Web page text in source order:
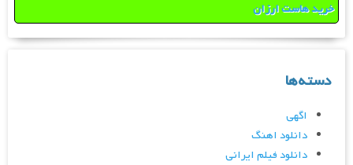
خرید هاست ارزان
دسته‌ها
اگهی
دانلود اهنگ
دانلود فیلم ایرانی